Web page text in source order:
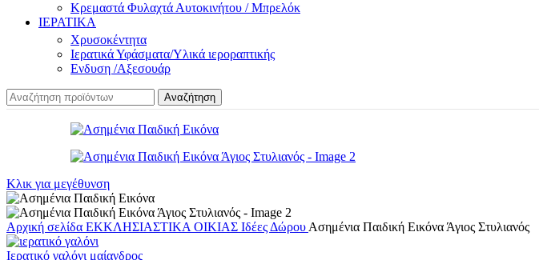
Κρεμαστά Φυλαχτά Αυτοκινήτου / Μπρελόκ
ΙΕΡΑΤΙΚΑ
Χρυσοκέντητα
Ιερατικά Υφάσματα/Υλικά ιεροραπτικής
Ενδυση /Αξεσουάρ
Αναζήτηση
Κλικ για μεγέθυνση
Αρχική σελίδα ΕΚΚΛΗΣΙΑΣΤΙΚΑ ΟΙΚΙΑΣ Ιδέες Δώρου Ασημένια Παιδική Εικόνα Άγιος Στυλιανός
Ιερατικό γαλόνι μαίανδρος